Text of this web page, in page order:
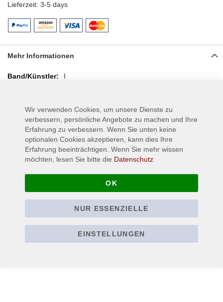
Lieferzeit 3-5 days
Mehr Informationen
Mehr
I
Wir verwenden Cookies, um unsere Dienste zu
verbessern, persönliche Angebote zu machen und Ihre
Erfahrung zu verbessern. Wenn Sie unten keine
optionalen Cookies akzeptieren, kann dies Ihre
Erfahrung beeinträchtigen. Wenn Sie mehr wissen
möchten, lesen Sie bitte die Datenschutz
OK
NUR ESSENZIELLE
EINSTELLUNGEN